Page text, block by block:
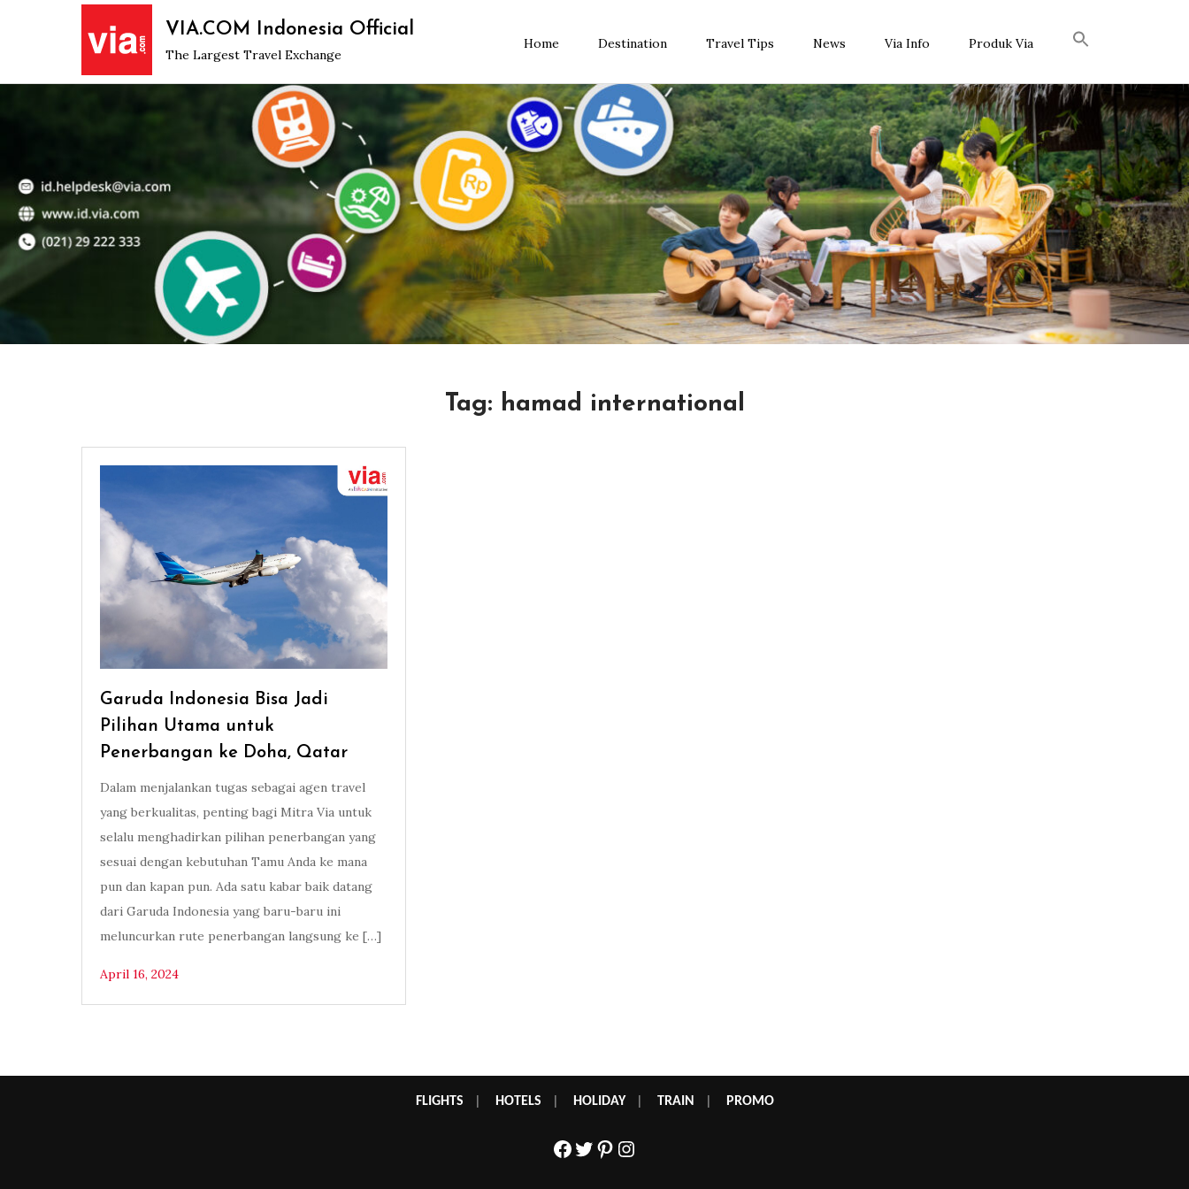
VIA.COM Indonesia Official
The Largest Travel Exchange
Home Destination Travel Tips News Via Info Produk Via
Tag: hamad international
Garuda Indonesia Bisa Jadi
Pilihan Utama untuk
Penerbangan ke Doha, Qatar
Dalam menjalankan tugas sebagai agen travel
yang berkualitas, penting bagi Mitra Via untuk
selalu menghadirkan pilihan penerbangan yang
sesuai dengan kebutuhan Tamu Anda ke mana
pun dan kapan pun. Ada satu kabar baik datang
dari Garuda Indonesia yang baru-baru ini
meluncurkan rute penerbangan langsung ke […]
April 16, 2024
FLIGHTS HOTELS HOLIDAY| TRAIN PROMO
Facebook
Twitter
Pinterest
Instagram